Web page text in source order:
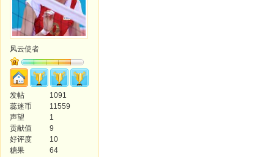
风云使者
发帖
1091
蕊迷币
11559
声望
1
贡献值
9
好评度
10
糖果
64